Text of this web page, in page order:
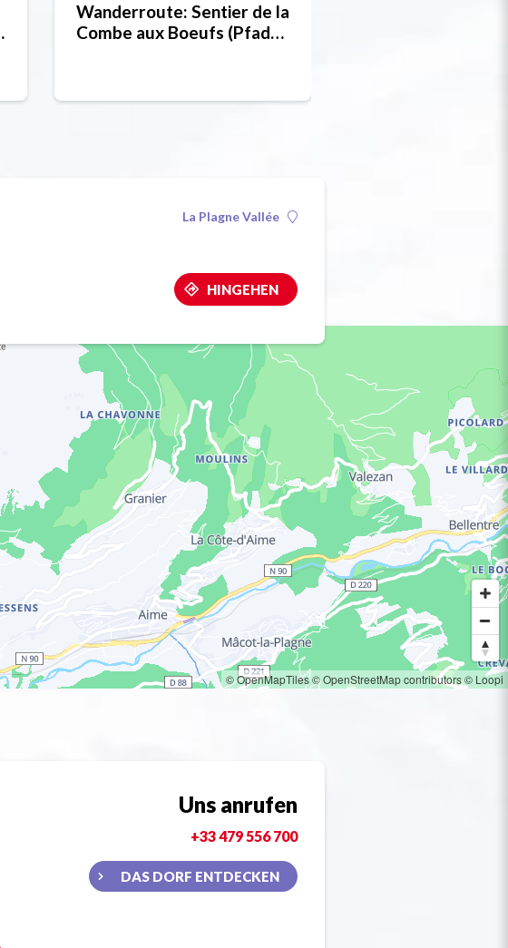
Wanderroute: Sentier de la
Combe aux Boeufs (Pfad
La Plagne Vallée
HINGEHEN
© OpenMapTiles© OpenStreetMap contributors© Loopi
Uns anrufen
+33 479 556 700
DAS DORF ENTDECKEN